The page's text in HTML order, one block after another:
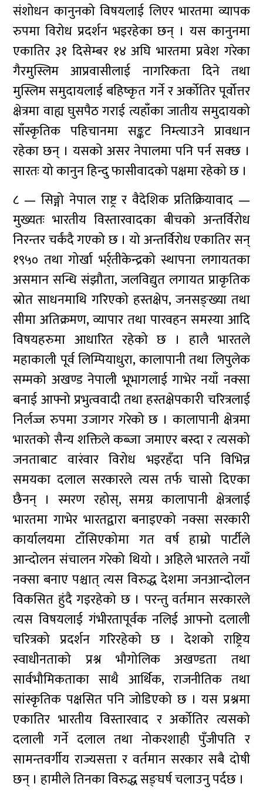
संशोधन कानुनको विषयलाई लिएर भारतमा व्यापक
रुपमा विरोध प्रदर्शन भइरहेका छन् । यस कानुनमा
एकातिर ३१ दिसेम्बर १४ अघि भारतमा प्रवेश गरेका
गैरमुस्लिम आप्रवासीलाई नागरिकता दिने तथा
मुस्लिम समुदायलाई बहिष्कृत गर्ने र अर्कोतिर पूर्वोत्तर
क्षेत्रमा वाह्य घुसपैठ गराई त्यहाँका जातीय समुदायको
साँस्कृतिक पहिचानमा सङ्कट निम्त्याउने प्रावधान
रहेका छन् । यसको असर नेपालमा पनि पर्न सक्छ ।
सारतः यो कानुन हिन्दु फासीवादको पक्षमा रहेको छ ।
८ — सिङ्गो नेपाल राष्ट्र र वैदेशिक प्रतिक्रियावाद —
मुख्यतः भारतीय विस्तारवादका बीचको अन्तर्विरोध
निरन्तर चर्कंदै गएको छ । यो अन्तर्विरोध एकातिर सन्
१९५० तथा गोर्खा भर्र्तीकेन्द्रको स्थापना लगायतका
असमान सन्धि संझौता, जलविद्युत लगायत प्राकृतिक
स्रोत साधनमाथि गरिएको हस्तक्षेप, जनसङ्ख्या तथा
सीमा अतिक्रमण, व्यापार तथा पारवहन समस्या आदि
विषयहरुमा आधारित रहेको छ । हालै भारतले
महाकाली पूर्व लिम्पियाधुरा, कालापानी तथा लिपुलेक
सम्मको अखण्ड नेपाली भूभागलाई गाभेर नयाँ नक्सा
बनाई आफ्नो प्रभुत्ववादी तथा हस्तक्षेपकारी चरित्रलाई
निर्लज्ज रुपमा उजागर गरेको छ । कालापानी क्षेत्रमा
भारतको सैन्य शक्तिले कब्जा जमाएर बस्दा र त्यसको
जनताबाट वारंवार विरोध भइरहँदा पनि विभिन्न
समयका दलाल सरकारले त्यस तर्फ चासो दिएका
छैनन् । स्मरण रहोस्, समग्र कालापानी क्षेत्रलाई
भारतमा गाभेर भारतद्वारा बनाइएको नक्सा सरकारी
कार्यालयमा टाँसिएकोमा गत वर्ष हाम्रो पार्टीले
आन्दोलन संचालन गरेको थियो । अहिले भारतले नयाँ
नक्सा बनाए पश्चात् त्यस विरुद्ध देशमा जनआन्दोलन
विकसित हुंदै गइरहेको छ । परन्तु वर्तमान सरकारले
त्यस विषयलाई गंभीरतापूर्वक नलिई आफ्नो दलाली
चरित्रको प्रदर्शन गरिरहेको छ । देशको राष्ट्रिय
स्वाधीनताको प्रश्न भौगोलिक अखण्डता तथा
सार्वभौमिकताका साथै आर्थिक, राजनीतिक तथा
सांस्कृतिक पक्षसित पनि जोडिएको छ । यस प्रश्नमा
एकातिर भारतीय विस्तारवाद र अर्कोतिर त्यसको
दलाली गर्ने दलाल तथा नोकरशाही पुँजीपति र
सामन्तवर्गीय राज्यसत्ता र वर्तमान सरकार सबै दोषी
छन् । हामीले तिनका विरुद्ध सङ्घर्ष चलाउनु पर्दछ ।